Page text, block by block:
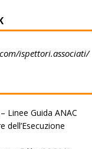
ispettori.associati/
Linee Guida ANAC